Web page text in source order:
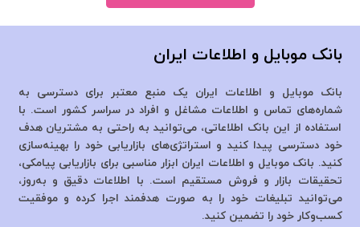
بانک موبایل و اطلاعات ایران
بانک موبایل و اطلاعات ایران یک منبع معتبر برای دسترسی به
شماره‌های تماس و اطلاعات مشاغل و افراد در سراسر کشور است. با
استفاده از این بانک اطلاعاتی، می‌توانید به راحتی به مشتریان هدف
خود دسترسی پیدا کنید و استراتژی‌های بازاریابی خود را بهینه‌سازی
کنید. بانک موبایل و اطلاعات ایران ابزار مناسبی برای بازاریابی پیامکی،
تحقیقات بازار و فروش مستقیم است. با اطلاعات دقیق و به‌روز،
می‌توانید تبلیغات خود را به صورت هدفمند اجرا کرده و موفقیت
کسب‌وکار خود را تضمین کنید.